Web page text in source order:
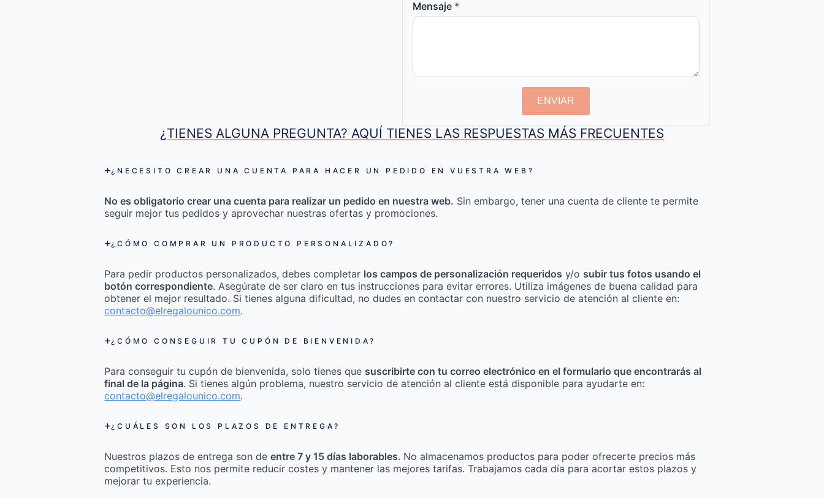
Mensaje *
ENVIAR
¿TIENES ALGUNA PREGUNTA? AQUÍ TIENES LAS RESPUESTAS MÁS FRECUENTES
¿NECESITO CREAR UNA CUENTA PARA HACER UN PEDIDO EN VUESTRA WEB?
No es obligatorio crear una cuenta para realizar un pedido en nuestra web. Sin embargo, tener una cuenta de cliente te permite
seguir mejor tus pedidos y aprovechar nuestras ofertas y promociones.
¿CÓMO COMPRAR UN PRODUCTO PERSONALIZADO?
Para pedir productos personalizados, debes completar los campos de personalización requeridos y/o subir tus fotos usando el
botón correspondiente. Asegúrate de ser claro en tus instrucciones para evitar errores. Utiliza imágenes de buena calidad para
obtener el mejor resultado. Si tienes alguna dificultad, no dudes en contactar con nuestro servicio de atención al cliente en:
contacto@elregalounico.com.
¿CÓMO CONSEGUIR TU CUPÓN DE BIENVENIDA?
Para conseguir tu cupón de bienvenida, solo tienes que suscribirte con tu correo electrónico en el formulario que encontrarás al
final de la página. Si tienes algún problema, nuestro servicio de atención al cliente está disponible para ayudarte en:
contacto@elregalounico.com.
¿CUÁLES SON LOS PLAZOS DE ENTREGA?
Nuestros plazos de entrega son deentre 7 y 15 días laborables. No almacenamos productos para poder ofrecerte precios más
competitivos. Esto nos permite reducir costes y mantener las mejores tarifas. Trabajamos cada día para acortar estos plazos y
mejorar tu experiencia.